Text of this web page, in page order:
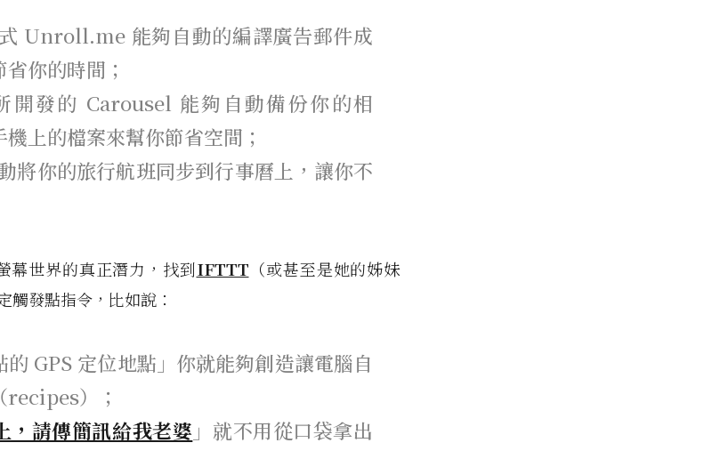
Unroll.me 能夠自動的編譯廣告郵件成
你的時間；
發的 Carousel 能夠自動備份你的相
上的檔案來幫你節省空間；
你的旅行航班同步到行事曆上，讓你不
幕世界的真正潛力，找到IFTTT （或甚至是她的姊妹
發點指令，比如說：
的 GPS 定位地點」你就能夠創造讓電腦自
recipes）；
，請傳簡訊給我老婆 」就不用從口袋拿出